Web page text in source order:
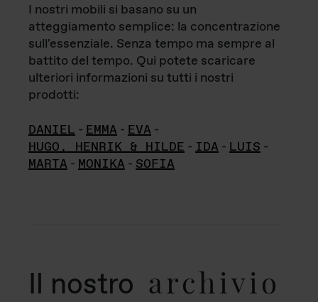
I nostri mobili si basano su un
atteggiamento semplice: la concentrazione
sull'essenziale. Senza tempo ma sempre al
battito del tempo. Qui potete scaricare
ulteriori informazioni su tutti i nostri
prodotti:
DANIEL - EMMA - EVA -
HUGO, HENRIK & HILDE - IDA - LUIS -
MARTA - MONIKA - SOFIA
Il nostro archivio